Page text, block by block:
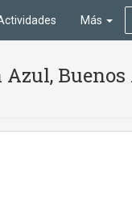
Más
Buenos